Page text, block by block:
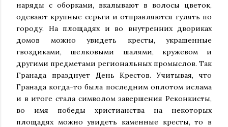
наряды с оборками, вкалывают в волосы цветок,
одевают крупные серьги и отправляются гулять по
городу. На площадях и во внутренних двориках
домов можно увидеть кресты, украшенные
гвоздиками, шелковыми шалями, кружевом и
другими предметами региональных промыслов. Так
Гранада празднует День Крестов. Учитывая, что
Гранада когда-то была последним оплотом ислама
и в итоге стала символом завершения Реконкисты,
во имя победы христианства на некоторых
площадях можно увидеть каменные кресты, то в